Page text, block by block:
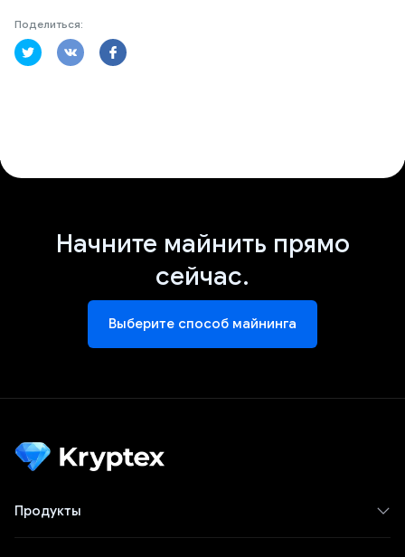
Поделиться:
Начните майнить прямо
сейчас.
Выберите способ майнинга
Продукты